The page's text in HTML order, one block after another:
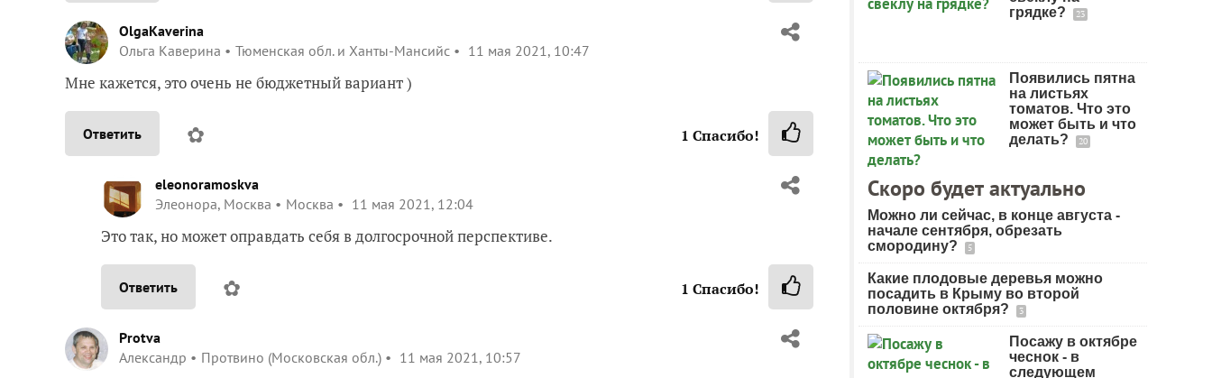
OlgaKaverina
Ольга Каверина
Тюменская обл. и Ханты-Мансийс 11 мая 2021, 10:47
Мне кажется, это очень не бюджетный вариант )
Ответить ✿ 1 Спасибо!
eleonoramoskva
Элеонора, Москва
Москва 11 мая 2021, 12:04
Это так, но может оправдать себя в долгосрочной перспективе.
Ответить ✿ 1 Спасибо!
Protva
Александр
Протвино (Московская обл.) 11 мая 2021, 10:57
грядке?
23
Появились пятна
на листьях
томатов. Что это
может быть и что
делать?
20
Скоро будет актуально
Можно ли сейчас, в конце августа -
начале сентября, обрезать
смородину?
5
Какие плодовые деревья можно
посадить в Крыму во второй
половине октября?
3
Посажу в октябре
чеснок - в
следующем